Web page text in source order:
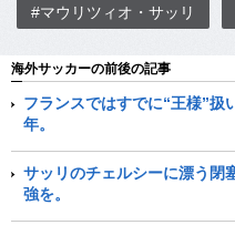
#マウリツィオ・サッリ
海外サッカーの前後の記事
フランスではすでに“王様”
年。
サッリのチェルシーに漂う閉
強を。